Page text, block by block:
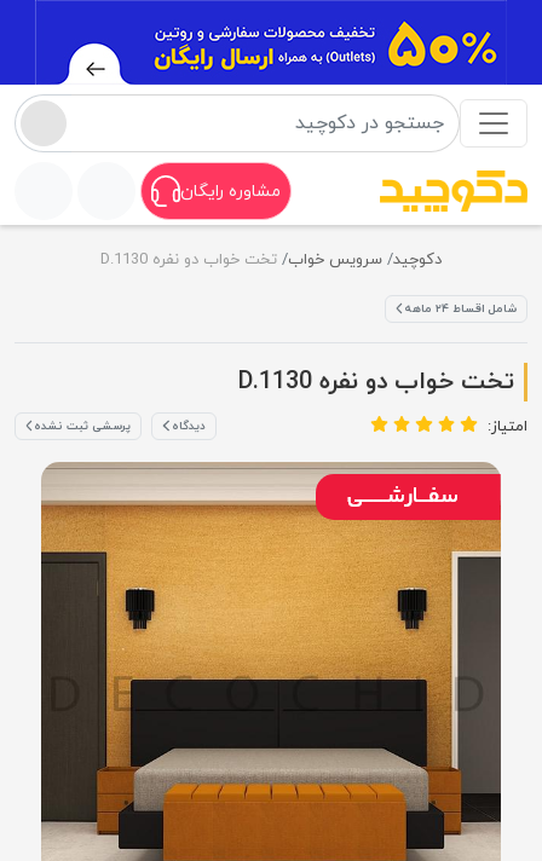
مشاوره رایگان
دکوچید سرویس خواب تخت خواب دو نفره D.1130
شامل اقساط ۲۴ ماهه
تخت خواب دو نفره D.1130
امتیاز: دیدگاه پرسشی ثبت نشده